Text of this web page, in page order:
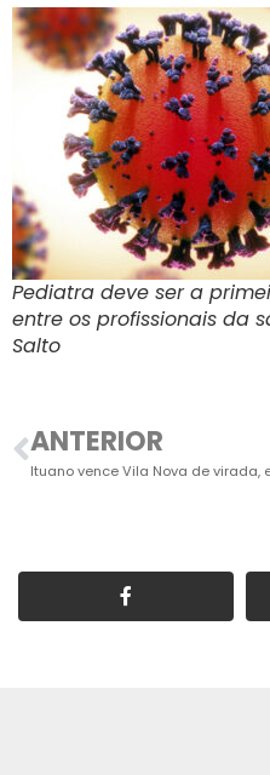
Pediatra deve ser a
entre os profissionais da
Salto
ANTERIOR
Ituano vence Vila Nova de virada,